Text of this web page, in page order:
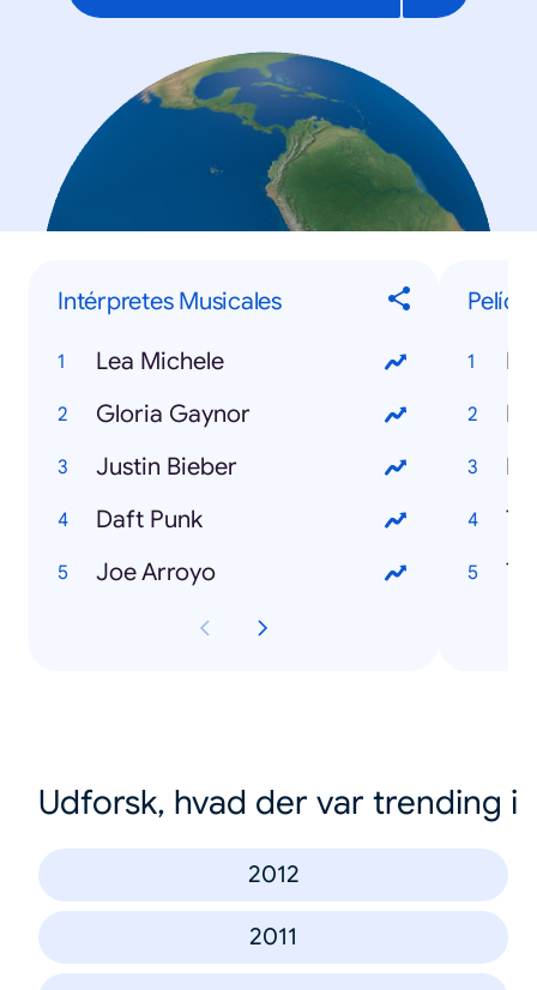
Intérpretes Musicales
Lea Michele
Gloria Gaynor
Justin Bieber
Daft Punk
Joe Arroyo
Udforsk, hvad der var trending i
2012
2011